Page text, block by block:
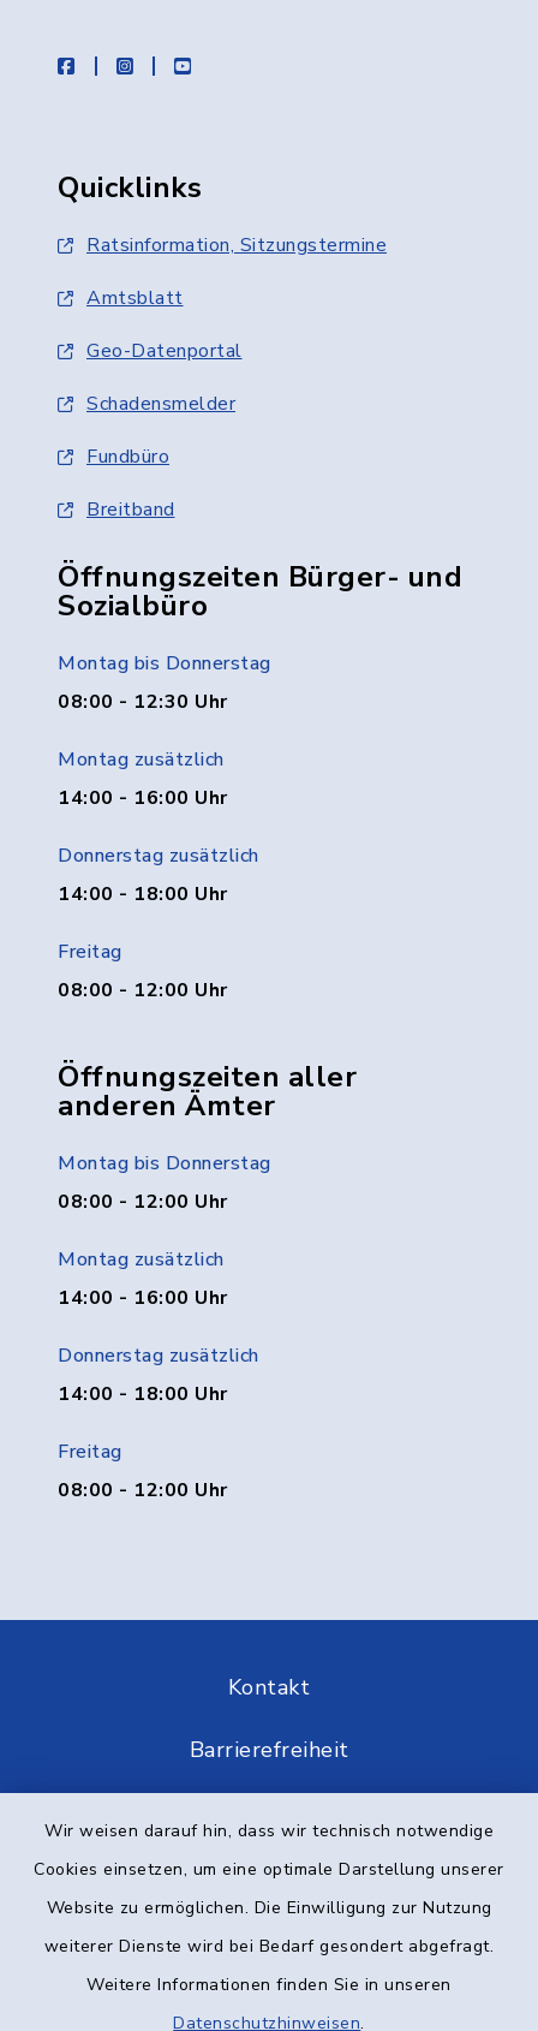
Wir weisen darauf hin, dass wir technisch notwendige
Cookies einsetzen, um eine optimale Darstellung unserer
Website zu ermöglichen. Die Einwilligung zur Nutzung
weiterer Dienste wird bei Bedarf gesondert abgefragt.
Weitere Informationen finden Sie in unseren
Datenschutzhinweisen.
facebookinstagramyoutube
Quicklinks
Ratsinformation, Sitzungstermine
Amtsblatt
Geo-Datenportal
Schadensmelder
Fundbüro
Breitband
Öffnungszeiten Bürger- und
Sozialbüro
Montag bis Donnerstag
08:00 - 12:30 Uhr
Montag zusätzlich
14:00 - 16:00 Uhr
Donnerstag zusätzlich
14:00 - 18:00 Uhr
Freitag
08:00 - 12:00 Uhr
Öffnungszeiten aller
anderen Ämter
Montag bis Donnerstag
08:00 - 12:00 Uhr
Montag zusätzlich
14:00 - 16:00 Uhr
Donnerstag zusätzlich
14:00 - 18:00 Uhr
Freitag
08:00 - 12:00 Uhr
Kontakt
Barrierefreiheit
Impressum
Elektronische Kommunikation
Sitemap